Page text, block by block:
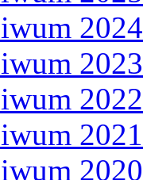
2024
2023
2022
2021
2020